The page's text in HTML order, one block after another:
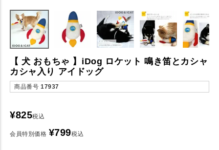
【 犬 おもちゃ 】iDog ロケット 鳴き笛とカシャ
カシャ入り アイドッグ
商品番号 17937
¥825税込
会員特別価格 ¥799税込